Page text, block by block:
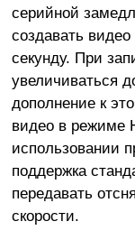
серийной
создавать
секунду. При
увеличиваться
дополнение к
видео в режиме
использовании
поддержка
передавать
скорости.